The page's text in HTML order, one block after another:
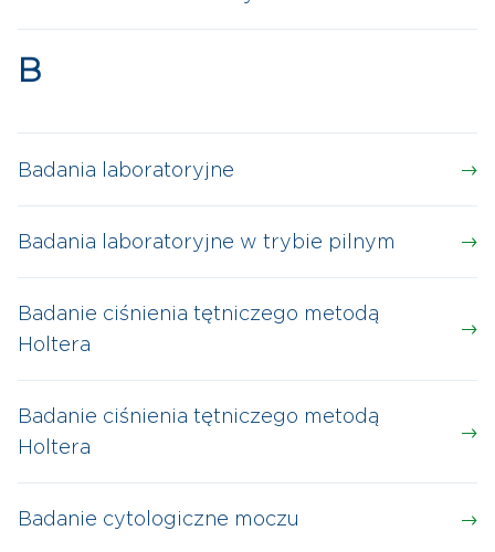
B
Badania laboratoryjne
Badania laboratoryjne w trybie pilnym
Badanie ciśnienia tętniczego metodą
Holtera
Badanie ciśnienia tętniczego metodą
Holtera
Badanie cytologiczne moczu